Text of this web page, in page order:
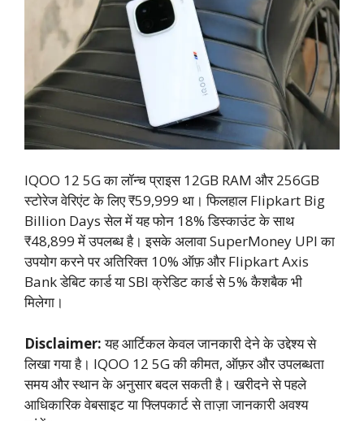
IQOO 12 5G का लॉन्च प्राइस 12GB RAM और 256GB
स्टोरेज वेरिएंट के लिए ₹59,999 था। फिलहाल Flipkart Big
Billion Days सेल में यह फोन 18% डिस्काउंट के साथ
₹48,899 में उपलब्ध है। इसके अलावा SuperMoney UPI का
उपयोग करने पर अतिरिक्त 10% ऑफ़ और Flipkart Axis
Bank डेबिट कार्ड या SBI क्रेडिट कार्ड से 5% कैशबैक भी
मिलेगा।
Disclaimer:यह आर्टिकल केवल जानकारी देने के उद्देश्य से
लिखा गया है। IQOO 12 5G की कीमत, ऑफ़र और उपलब्धता
समय और स्थान के अनुसार बदल सकती है। खरीदने से पहले
आधिकारिक वेबसाइट या फ्लिपकार्ट से ताज़ा जानकारी अवश्य